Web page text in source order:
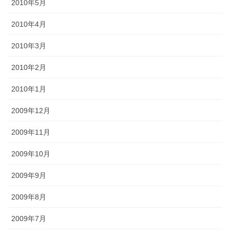
2010年5月
2010年4月
2010年3月
2010年2月
2010年1月
2009年12月
2009年11月
2009年10月
2009年9月
2009年8月
2009年7月